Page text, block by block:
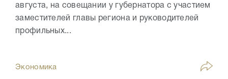
августа, на совещании у губернатора с участием
заместителей главы региона и руководителей
профильных...
Экономика